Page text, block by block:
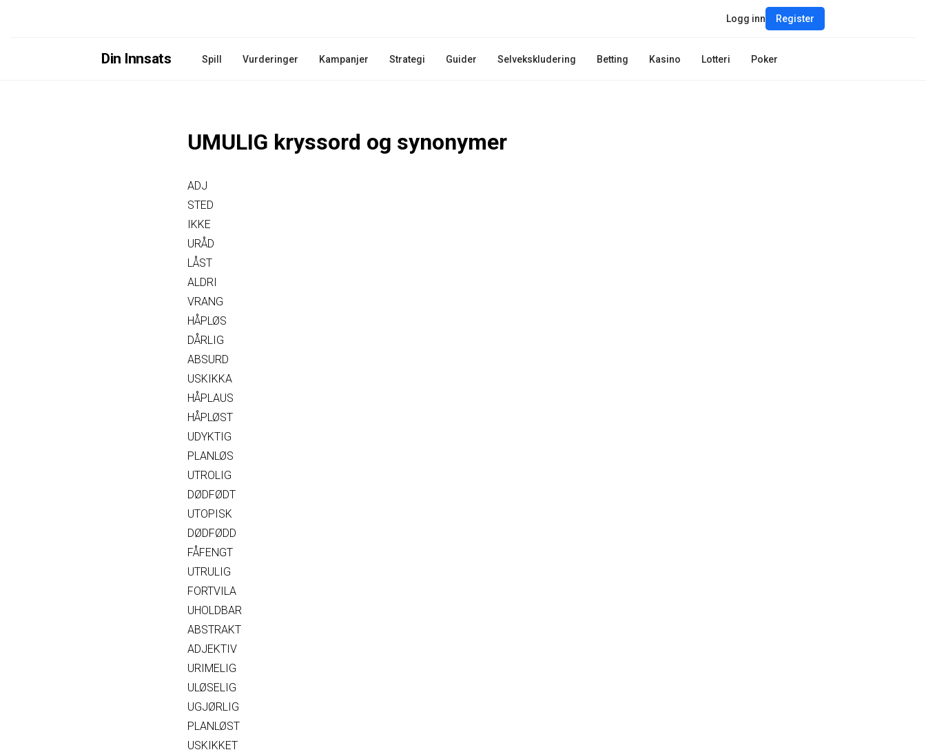
Din Innsats Spill Vurderinger Kampanjer Strategi Guider Selvekskludering Betting Kasino Lotteri Poker
Logg inn Register
UMULIG kryssord og synonymer
ADJ
STED
IKKE
URÅD
LÅST
ALDRI
VRANG
HÅPLØS
DÅRLIG
ABSURD
USKIKKA
HÅPLAUS
HÅPLØST
UDYKTIG
PLANLØS
UTROLIG
DØDFØDT
UTOPISK
DØDFØDD
FÅFENGT
UTRULIG
FORTVILA
UHOLDBAR
ABSTRAKT
ADJEKTIV
URIMELIG
ULØSELIG
UGJØRLIG
PLANLØST
USKIKKET